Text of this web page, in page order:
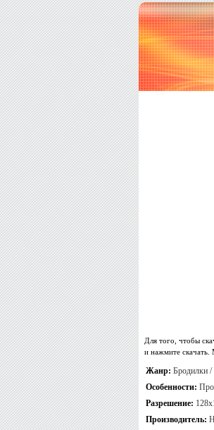
Для того, чтобы
и нажмите скачать.
Жанр: Бродилки
Особенности:
Разрешение:
Производитель: